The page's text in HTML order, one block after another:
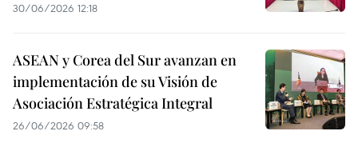
30/06/2026 12:18
ASEAN y Corea del Sur avanzan en
implementación de su Visión de
Asociación Estratégica Integral
26/06/2026 09:58